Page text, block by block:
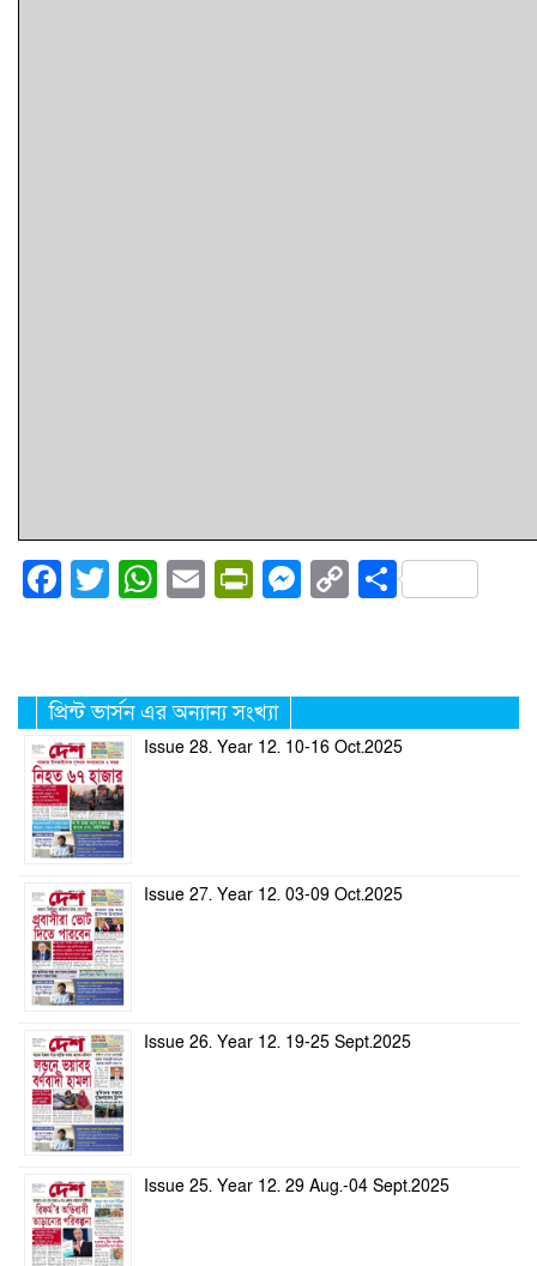
Facebook
Twitter
WhatsApp
EmailPrintFriendly
Messenger
CopyShare
প্রিন্ট ভার্সন এর অন্যান্য সংখ্যা
Issue 28. Year 12. 10-16 Oct.2025
Issue 27. Year 12. 03-09 Oct.2025
Issue 26. Year 12. 19-25 Sept.2025
Issue 25. Year 12. 29 Aug.-04 Sept.2025